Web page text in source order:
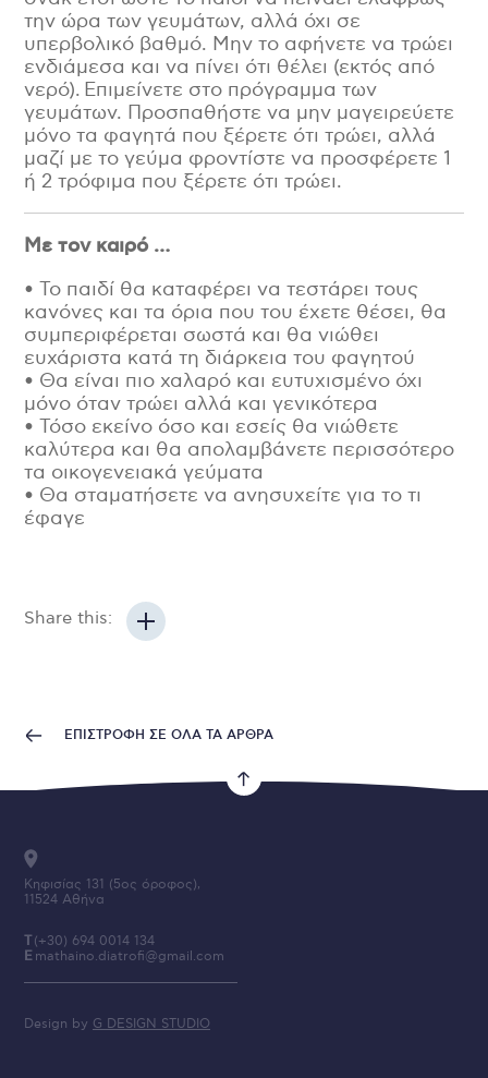
την ώρα των γευμάτων, αλλά όχι σε
υπερβολικό βαθμό. Μην το αφήνετε να τρώει
ενδιάμεσα και να πίνει ότι θέλει (εκτός από
νερό). Επιμείνετε στο πρόγραμμα των
γευμάτων. Προσπαθήστε να μην μαγειρεύετε
μόνο τα φαγητά που ξέρετε ότι τρώει, αλλά
μαζί με το γεύμα φροντίστε να προσφέρετε 1
ή 2 τρόφιμα που ξέρετε ότι τρώει.
Με τον καιρό …
• Το παιδί θα καταφέρει να τεστάρει τους
κανόνες και τα όρια που του έχετε θέσει, θα
συμπεριφέρεται σωστά και θα νιώθει
ευχάριστα κατά τη διάρκεια του φαγητού
• Θα είναι πιο χαλαρό και ευτυχισμένο όχι
μόνο όταν τρώει αλλά και γενικότερα
• Τόσο εκείνο όσο και εσείς θα νιώθετε
καλύτερα και θα απολαμβάνετε περισσότερο
τα οικογενειακά γεύματα
• Θα σταματήσετε να ανησυχείτε για το τι
έφαγε
Share this:
ΕΠΙΣΤΡΟΦΗ ΣΕ ΟΛΑ ΤΑ ΑΡΘΡΑ
Κηφισίας 131 (5ος όροφος),
11524 Αθήνα
T (+30) 694 0014 134
E mathaino.diatrofi@gmail.com
Design by G DESIGN STUDIO